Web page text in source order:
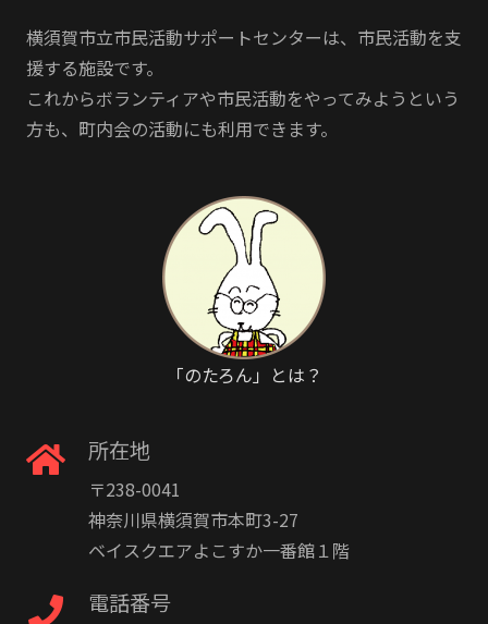
横須賀市立市民活動サポートセンターは、市民活動を支
援する施設です。
これからボランティアや市民活動をやってみようという
方も、町内会の活動にも利用できます。
「のたろん」とは？
所在地
〒238-0041
神奈川県横須賀市本町3-27
ベイスクエアよこすか一番館１階
電話番号